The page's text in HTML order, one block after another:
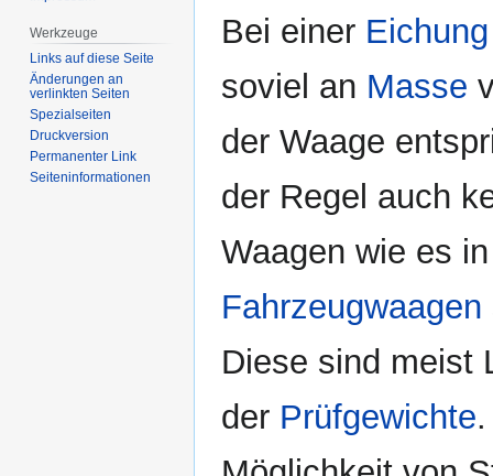
Bei einer Eichung
soviel an Masse
der Waage
der Regel auch
Waagen wie es
Fahrzeugwaagen
Diese sind meist
der Prüfgewichte
Werkzeuge
Links auf diese Seite
Änderungen an
verlinkten Seiten
Spezialseiten
Druckversion
Permanenter Link
Seiten­­informationen